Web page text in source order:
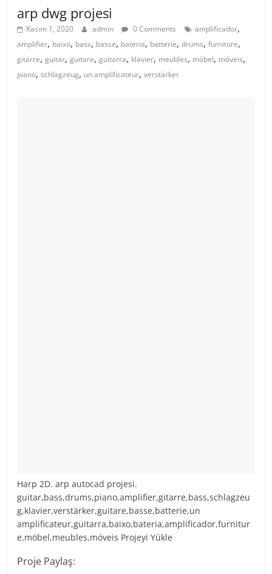
arp dwg projesi
Kasım 1, 2020 admin 0 Comments amplificador,
amplifier, baixo, bass, basse, bateria, batterie,drums,furniture,
gitarre,guitar,guitare,guitarra, klavier, meubles, möbel, móveis,
piano,schlagzeug, un amplificateur,verstärker
Harp 2D. arp autocad projesi.
guitar,bass,drums,piano,amplifier,gitarre,bass,schlagzeu
g,klavier,verstärker,guitare,basse,batterie,un
amplificateur,guitarra,baixo,bateria,amplificador,furnitur
e,möbel,meubles,móveis Projeyi Yükle
Proje Paylaş: